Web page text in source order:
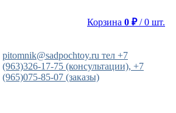
Корзина 0 ₽ /0 шт.
pitomnik@sadpochtoy.ru тел +7
(963)326-17-75 (консультации), +7
(965)075-85-07 (заказы)